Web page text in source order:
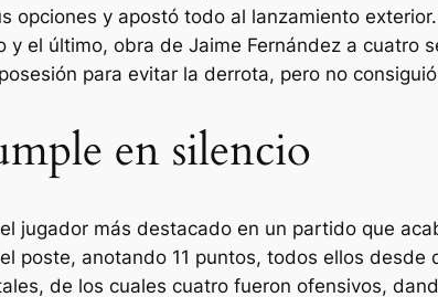
opciones y apostó todo al lanzamiento
y el último, obra de Jaime Fernández a cuatro
para evitar la derrota, pero no
en silencio
jugador más destacado en un partido que
poste, anotando 11 puntos, todos ellos
de los cuales cuatro fueron ofensivos,